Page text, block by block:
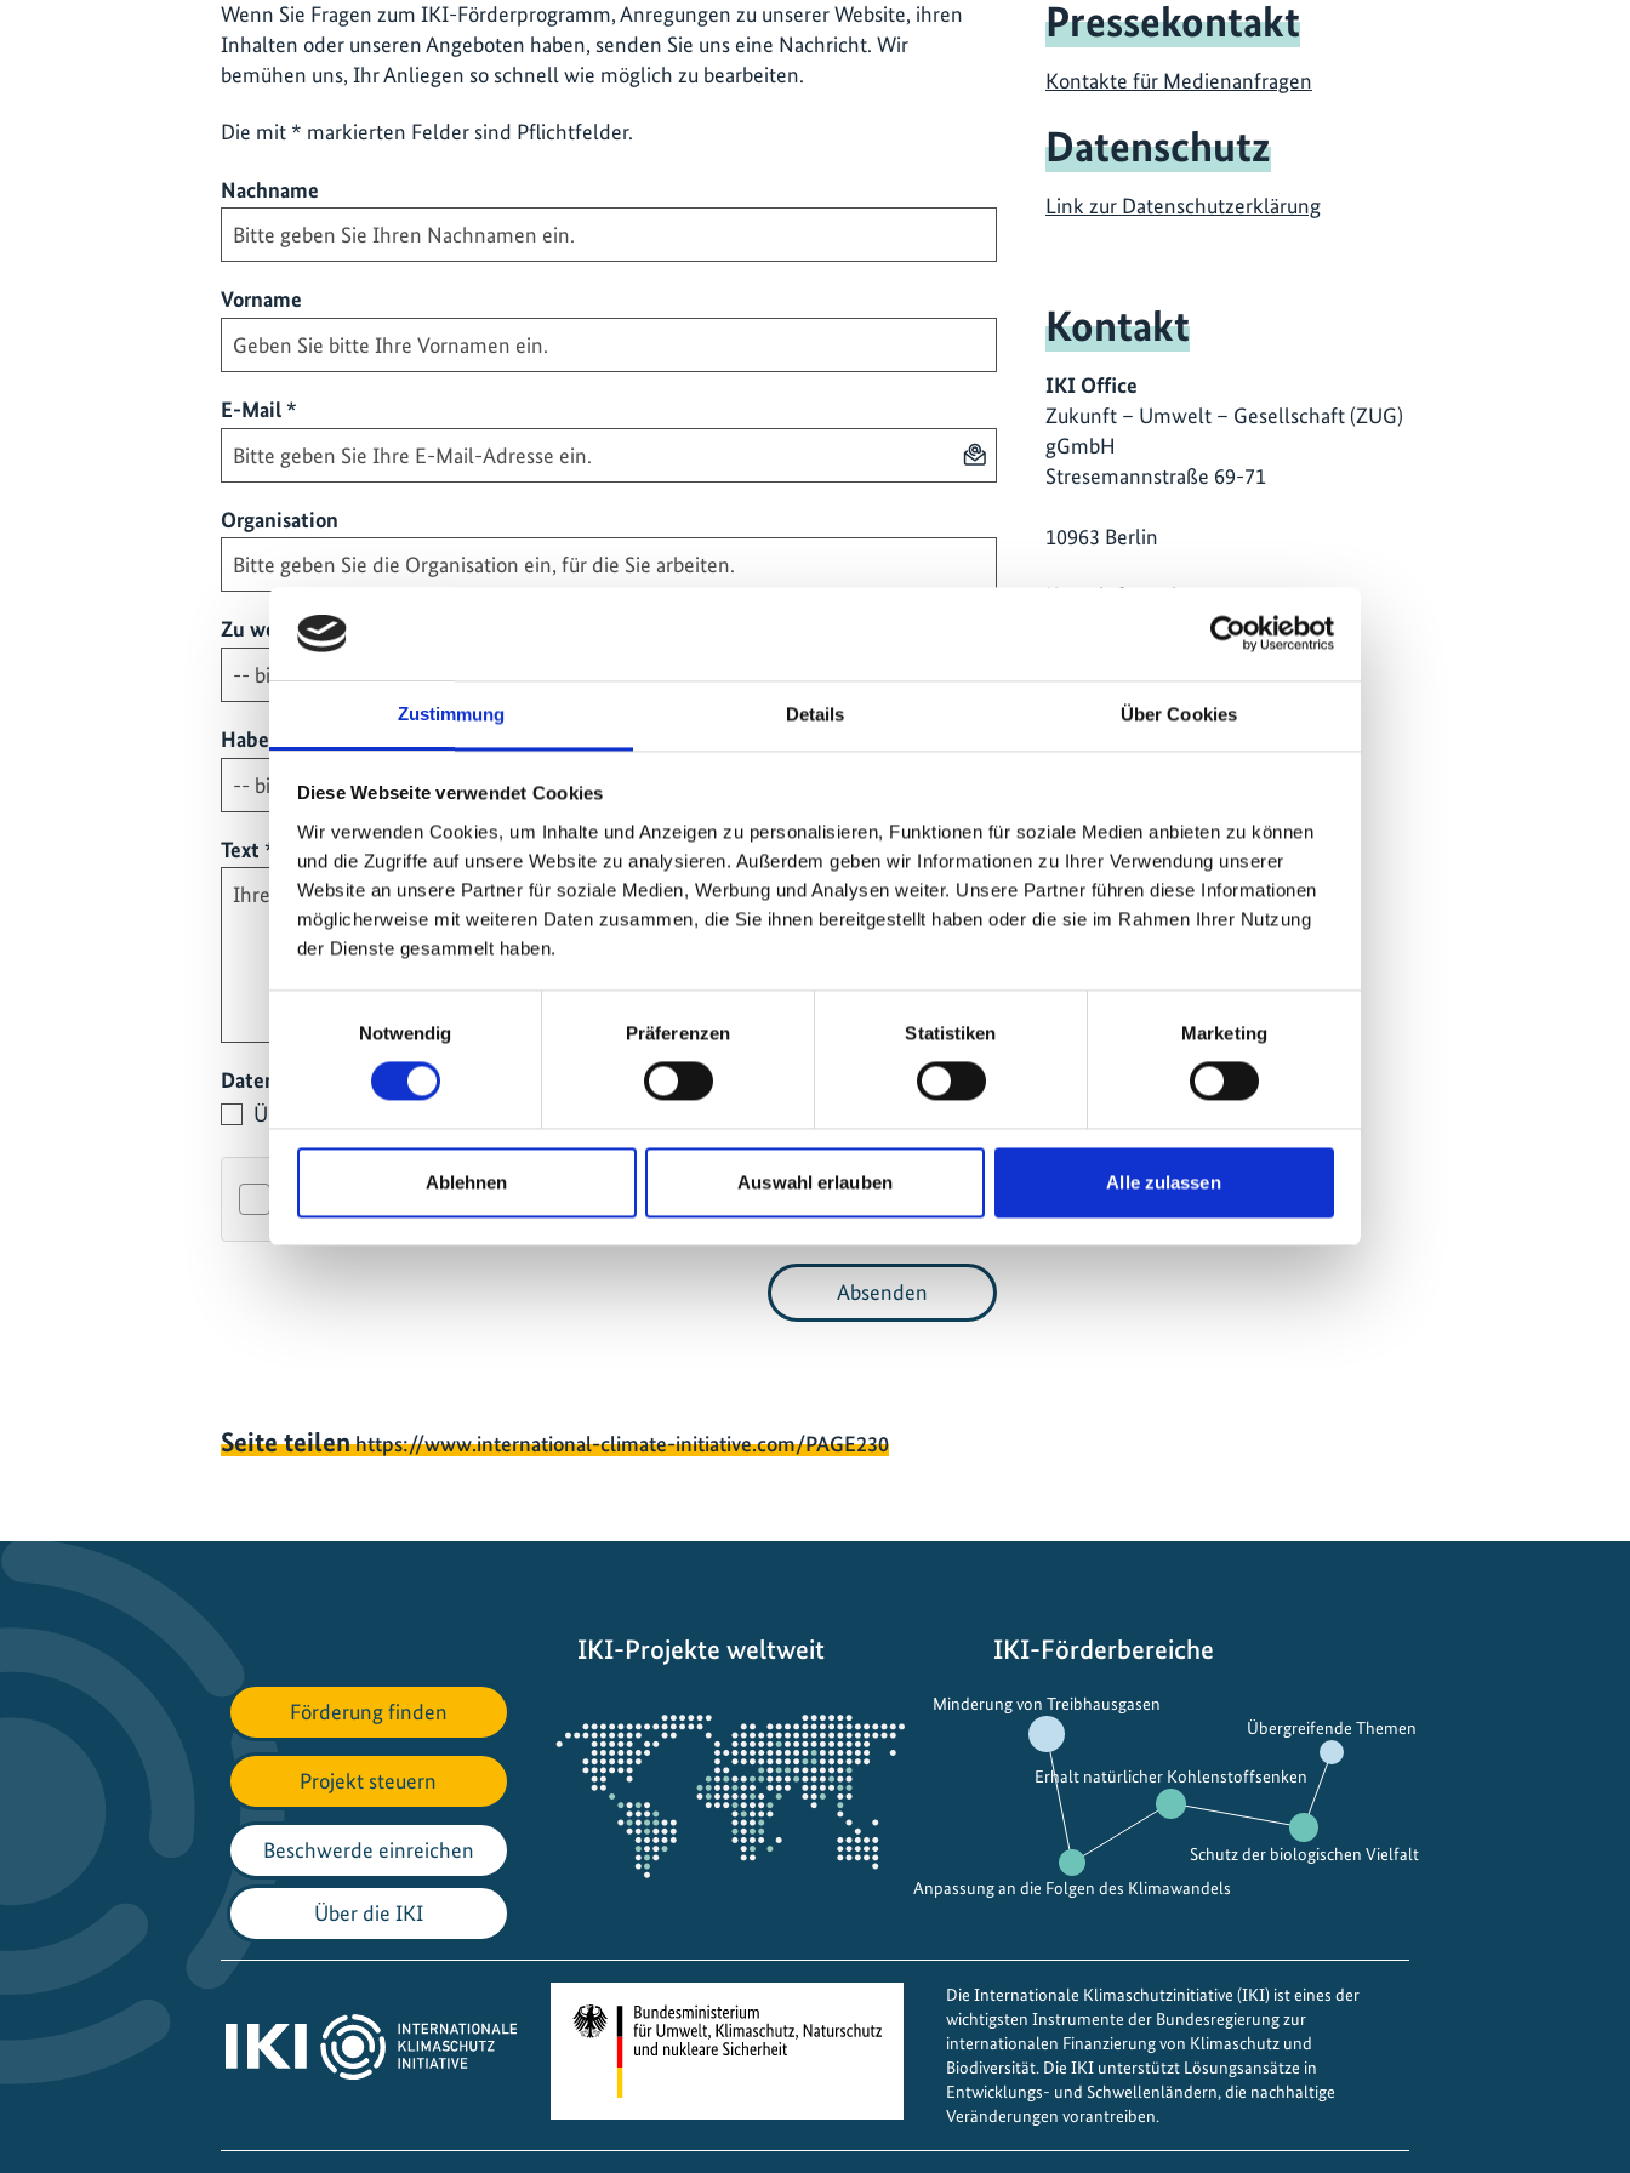
Zustimmung Details Über Cookies
Diese Webseite verwendet Cookies
Wir verwenden Cookies, um Inhalte und Anzeigen zu personalisieren, Funktionen für soziale Medien anbieten zu können
und die Zugriffe auf unsere Website zu analysieren. Außerdem geben wir Informationen zu Ihrer Verwendung unserer
Website an unsere Partner für soziale Medien, Werbung und Analysen weiter. Unsere Partner führen diese Informationen
möglicherweise mit weiteren Daten zusammen, die Sie ihnen bereitgestellt haben oder die sie im Rahmen Ihrer Nutzung
der Dienste gesammelt haben.
Notwendig
Präferenzen Statistiken Marketing
Ablehnen Auswahl erlauben Alle zulassen
Wenn Sie Fragen zum IKI-Förderprogramm, Anregungen zu unserer Website, ihren
Inhalten oder unseren Angeboten haben, senden Sie uns eine Nachricht. Wir
bemühen uns, Ihr Anliegen so schnell wie möglich zu bearbeiten.
Die mit * markierten Felder sind Pflichtfelder.
Nachname
Vorname
E-Mail*
Organisation
Zu welchem IKI Förderinstrument haben Sie eine Frage?
Haben Sie eine Frage zu einem dieser Themen?
Text * Pflichtfeld
Datenschutz
Pflichtfeld
Über die
Absenden
Pressekontakt
Kontakte für Medienanfragen
Datenschutz
Link zur Datenschutzerklärung
Kontakt
IKI Office
Zukunft – Umwelt – Gesellschaft (ZUG)
gGmbH
Stresemannstraße 69-71
10963 Berlin
Kontaktformular
Seite teilenhttps://www.international-climate-initiative.com/PAGE230
Förderung finden
Projekt steuern
Beschwerde einreichen
Über die IKI
IKI-Projekte weltweit
Projektkarte
IKI-Förderbereiche
Minderung von Treibhausgasen
Anpassung an die Folgen des Klimawandels
Erhalt natürlicher Kohlenstoffsenken
Schutz der biologischen Vielfalt
Übergreifende Themen
Die Internationale Klimaschutzinitiative (IKI) ist eines der
wichtigsten Instrumente der Bundesregierung zur
internationalen Finanzierung von Klimaschutz und
Biodiversität. Die IKI unterstützt Lösungsansätze in
Entwicklungs- und Schwellenländern, die nachhaltige
Veränderungen vorantreiben.